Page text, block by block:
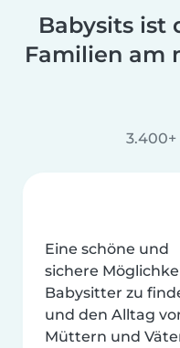
Babysits ist
Familien am
Eine schöne und
sichere
Babysitter zu
und den Alltag
Müttern und